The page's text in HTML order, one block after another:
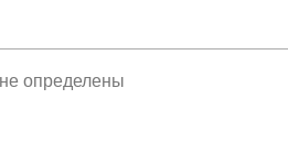
определены